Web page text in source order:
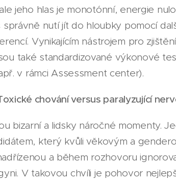
jeho hlas je monotónní, energie
nutí jít do hloubky pomocí
Vynikajícím nástrojem pro
také standardizované výkonové
v rámci Assessment center).
chování versus paralyzující
bizarní a lidsky náročné momenty.
který kvůli věkovým a
a během rozhovoru
V takovou chvíli je pohovor